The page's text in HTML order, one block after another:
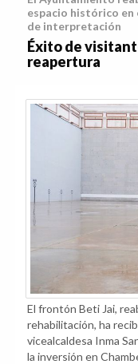
espacio histórico
de interpretación
Éxito de
reapertura
El frontón Beti Jai,
rehabilitación, ha
vicealcaldesa Inma
la inversión en